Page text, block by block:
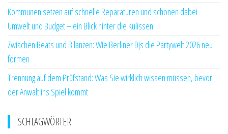
Kommunen setzen auf schnelle Reparaturen und schonen dabei
Umwelt und Budget – ein Blick hinter die Kulissen
Zwischen Beats und Bilanzen: Wie Berliner DJs die Partywelt 2026 neu
formen
Trennung auf dem Prüfstand: Was Sie wirklich wissen müssen, bevor
der Anwalt ins Spiel kommt
SCHLAGWÖRTER